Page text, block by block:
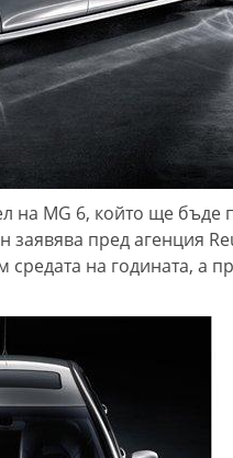
на MG 6, който ще бъде
заявява пред агенция
на годината, а
2026
Спад
във